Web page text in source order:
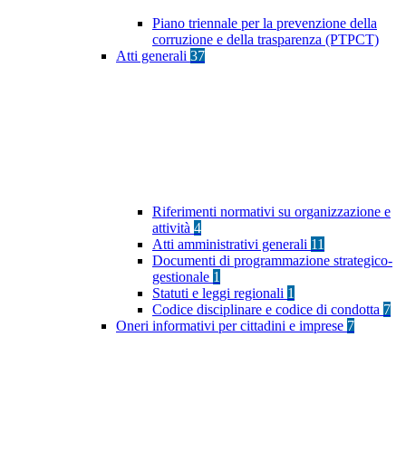
Piano triennale per la prevenzione della
corruzione e della trasparenza (PTPCT)
Atti generali 37
Riferimenti normativi su organizzazione e
attività 4
Atti amministrativi generali 11
Documenti di programmazione strategico-
gestionale 1
Statuti e leggi regionali 1
Codice disciplinare e codice di condotta 7
Oneri informativi per cittadini e imprese 7